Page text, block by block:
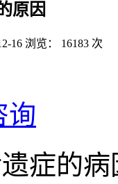
原因
16 浏览： 16183 次
询
的病